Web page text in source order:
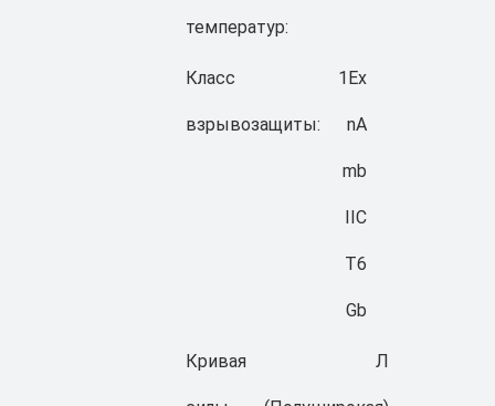
температур:
Класс
взрывозащиты:
1Ex
nA
mb
IIC
T6
Gb
Кривая Л